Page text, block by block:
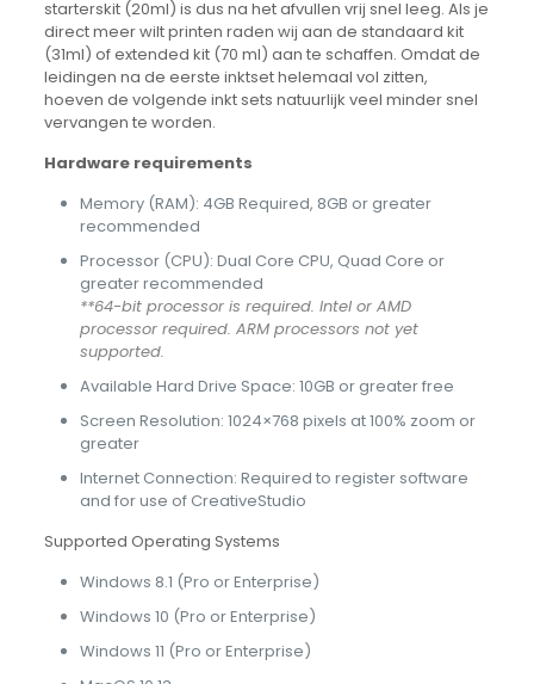
starterskit (20ml) is dus na het afvullen vrij snel leeg. Als je
direct meer wilt printen raden wij aan de standaard kit
(31ml) of extended kit (70 ml) aan te schaffen. Omdat de
leidingen na de eerste inktset helemaal vol zitten,
hoeven de volgende inkt sets natuurlijk veel minder snel
vervangen te worden.
Hardware requirements
Memory (RAM): 4GB Required, 8GB or greater
recommended
Processor (CPU): Dual Core CPU, Quad Core or
greater recommended
**64-bit processor is required. Intel or AMD
processor required. ARM processors not yet
supported.
Available Hard Drive Space: 10GB or greater free
Screen Resolution: 1024×768 pixels at 100% zoom or
greater
Internet Connection: Required to register software
and for use of CreativeStudio
Supported Operating Systems
Windows 8.1 (Pro or Enterprise)
Windows 10 (Pro or Enterprise)
Windows 11 (Pro or Enterprise)